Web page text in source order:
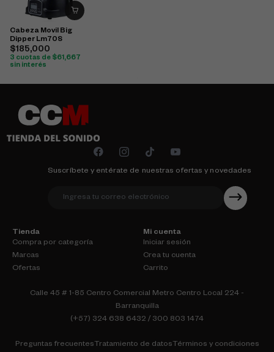
Cabeza Movil Big
Dipper Lm70S
$185,000
3 cuotas de $61,667
sin interés
Suscríbete y entérate de nuestras ofertas y novedades
Tienda
Compra por categoría
Marcas
Ofertas
Mi cuenta
Iniciar sesión
Crea tu cuenta
Carrito
Calle 45 # 1-85 Centro Comercial Metro Centro Local 224 -
Barranquilla
(+57) 324 638 6432 / 300 803 1474
Preguntas frecuentesTratamiento de datosTérminos y condiciones